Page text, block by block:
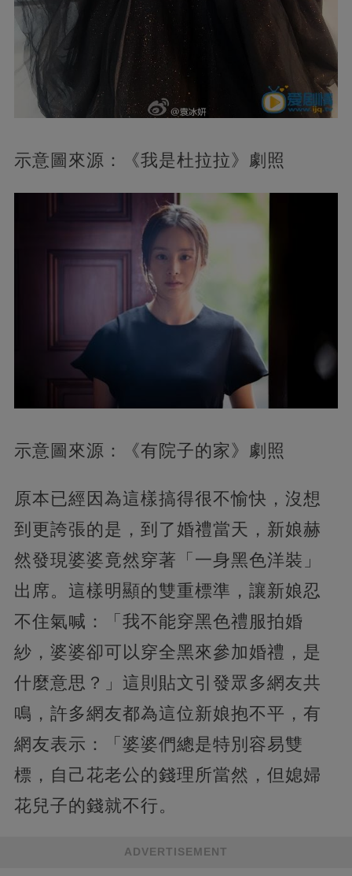
示意圖來源：《我是杜拉拉》劇照
示意圖來源：《有院子的家》劇照
原本已經因為這樣搞得很不愉快，沒想
到更誇張的是，到了婚禮當天，新娘赫
然發現婆婆竟然穿著「一身黑色洋裝」
出席。這樣明顯的雙重標準，讓新娘忍
不住氣喊：「我不能穿黑色禮服拍婚
紗，婆婆卻可以穿全黑來參加婚禮，是
什麼意思？」這則貼文引發眾多網友共
鳴，許多網友都為這位新娘抱不平，有
網友表示：「婆婆們總是特別容易雙
標，自己花老公的錢理所當然，但媳婦
花兒子的錢就不行。
ADVERTISEMENT